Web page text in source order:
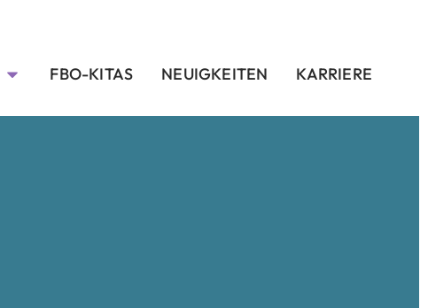
FBO-KITAS NEUIGKEITEN KARRIERE